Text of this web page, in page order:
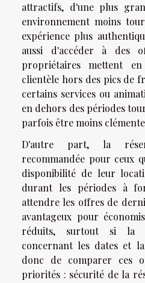
attractifs, d'une plus
environnement moins
expérience plus
aussi d'accéder à des
propriétaires mettent
clientèle hors des pics de
certains services ou
en dehors des périodes
parfois être moins
D'autre part, la
recommandée pour ceux
disponibilité de leur
durant les périodes à
attendre les offres de
avantageux pour
réduits, surtout si la
concernant les dates et
donc de comparer ces
priorités : sécurité de la